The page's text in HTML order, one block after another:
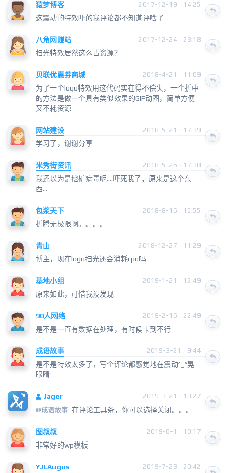
猿梦博客 2017-12-19 · 14:25
这震动的特效吓的我评论都不知道评啥了
八角网赚站 2017-12-24 · 23:18
扫光特效居然这么占资源？
贝联优惠券商城 2018-4-21 · 11:09
为了一个logo特效用这代码实在得不偿失，一个折中
的方法是做一个具有类似效果的GIF动图，简单方便
又不耗资源
网站建设 2018-5-21 · 17:39
学习了，谢谢分享
米秀街资讯 2018-5-26 · 17:38
我还以为是挖矿病毒呢....吓死我了，原来是这个东
西...
包浆天下 2018-8-16 · 15:55
折腾无极限啊。。。。
青山 2018-12-27 · 11:29
博主，现在logo扫光还会消耗cpu吗
基地小组 2019-1-21 · 12:49
原来如此，可惜我没发现
90人网络 2019-2-16 · 22:49
是不是一直有数据在处理，有时候卡到不行
成语故事 2019-3-21 · 9:44
是不是特效太多了，写个评论都感觉地在震动^_^晃
眼睛
Jager
2019-3-21 · 10:27
@成语故事 在评论工具条，你可以选择关闭。。。
图叔叔 2019-6-1 · 10:17
非常好的wp模板
YJLAugus 2019-7-23 · 20:42